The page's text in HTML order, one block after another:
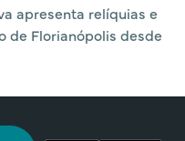
apresenta relíquias e
de Florianópolis desde